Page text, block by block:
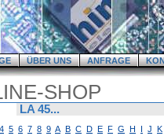
ÜBER UNS ANFRAGE
SHOP
LA 45...
4 5 6 7 8 9 A B C D E F G H I J K